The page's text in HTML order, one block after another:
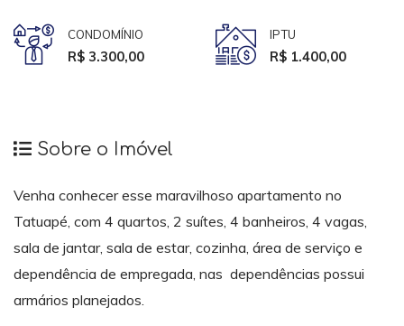
CONDOMÍNIO
R$ 3.300,00
IPTU
R$ 1.400,00
Sobre o Imóvel
Venha conhecer esse maravilhoso apartamento no
Tatuapé, com 4 quartos, 2 suítes, 4 banheiros, 4 vagas,
sala de jantar, sala de estar, cozinha, área de serviço e
dependência de empregada, nas dependências possui
armários planejados.